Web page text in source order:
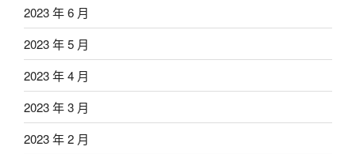
2023 年 6 月
2023 年 5 月
2023 年 4 月
2023 年 3 月
2023 年 2 月